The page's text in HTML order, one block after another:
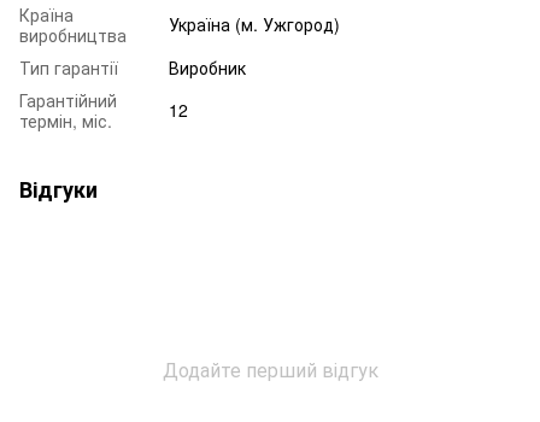
Країна
виробництва
Україна (м. Ужгород)
Тип гарантії
Виробник
Гарантійний
термін, міс.
12
Відгуки
Додайте перший відгук